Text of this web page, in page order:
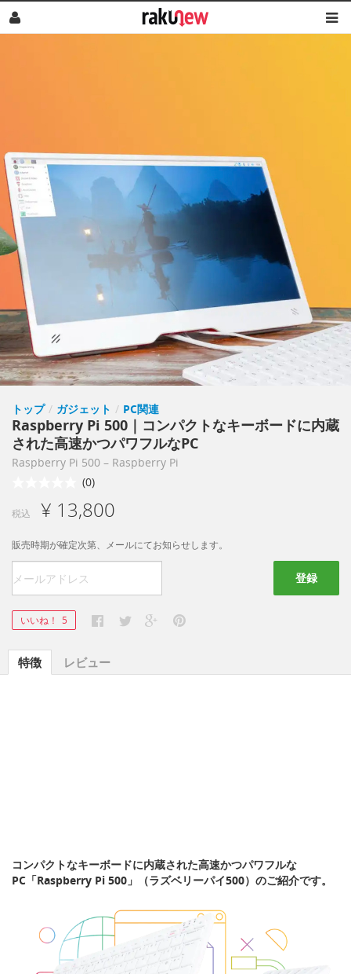
トップ / ガジェット / PC関連
Raspberry Pi 500｜コンパクトなキーボードに内蔵
された高速かつパワフルなPC
Raspberry Pi 500 – Raspberry Pi
(0)
税込 ¥ 13,800
販売時期が確定次第、メールにてお知らせします。
登録
いいね！ 5
特徴 レビュー
コンパクトなキーボードに内蔵された高速かつパワフルな
PC「Raspberry Pi 500」（ラズベリーパイ500）のご紹介です。